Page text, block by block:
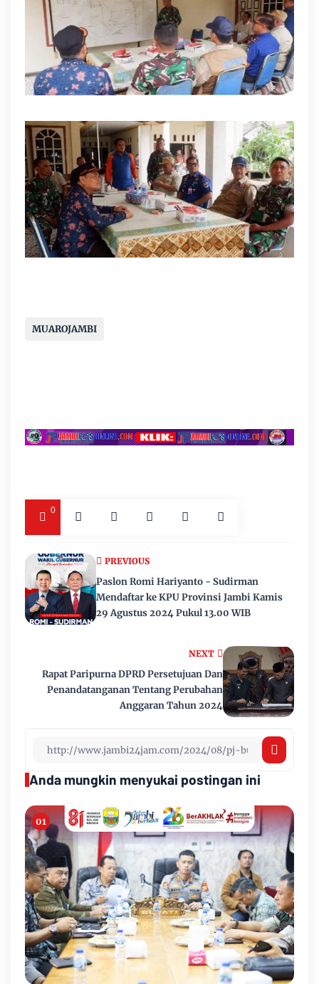
MUAROJAMBI
0
NEXT
Rapat Paripurna DPRD Persetujuan Dan
Penandatanganan Tentang Perubahan
Anggaran Tahun 2024
PREVIOUS
Paslon Romi Hariyanto - Sudirman
Mendaftar ke KPU Provinsi Jambi Kamis
29 Agustus 2024 Pukul 13.00 WIB
Anda mungkin menyukai postingan ini